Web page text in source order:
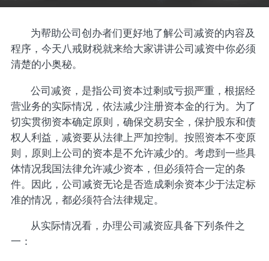
为帮助公司创办者们更好地了解公司减资的内容及
程序，今天八戒财税就来给大家讲讲公司减资中你必须
清楚的小奥秘。
公司减资，是指公司资本过剩或亏损严重，根据经
营业务的实际情况，依法减少注册资本金的行为。为了
切实贯彻资本确定原则，确保交易安全，保护股东和债
权人利益，减资要从法律上严加控制。按照资本不变原
则，原则上公司的资本是不允许减少的。考虑到一些具
体情况我国法律允许减少资本，但必须符合一定的条
件。因此，公司减资无论是否造成剩余资本少于法定标
准的情况，都必须符合法律规定。
从实际情况看，办理公司减资应具备下列条件之
一：